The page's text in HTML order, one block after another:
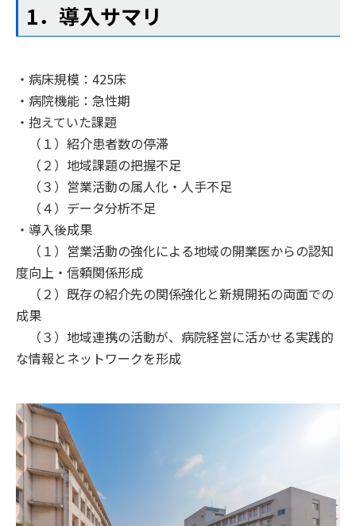
1．導入サマリ
・病床規模：425床
・病院機能：急性期
・抱えていた課題
（１）紹介患者数の停滞
（２）地域課題の把握不足
（３）営業活動の属人化・人手不足
（４）データ分析不足
・導入後成果
（１）営業活動の強化による地域の開業医からの認知
度向上・信頼関係形成
（２）既存の紹介先の関係強化と新規開拓の両面での
成果
（３）地域連携の活動が、病院経営に活かせる実践的
な情報とネットワークを形成